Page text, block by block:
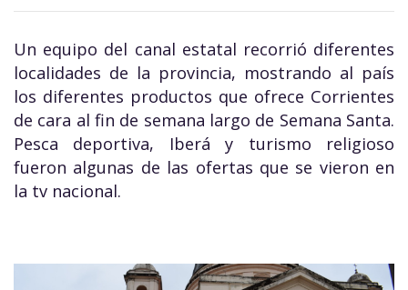
Un equipo del canal estatal recorrió diferentes
localidades de la provincia, mostrando al país
los diferentes productos que ofrece Corrientes
de cara al fin de semana largo de Semana Santa.
Pesca deportiva, Iberá y turismo religioso
fueron algunas de las ofertas que se vieron en
la tv nacional.